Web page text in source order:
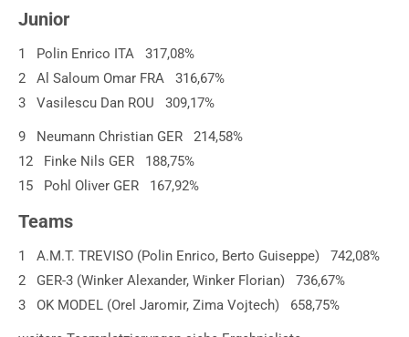
Junior
1 Polin Enrico ITA 317,08%
2 Al Saloum Omar FRA 316,67%
3 Vasilescu Dan ROU 309,17%
9 Neumann Christian GER 214,58%
12 Finke Nils GER 188,75%
15 Pohl Oliver GER 167,92%
Teams
1 A.M.T. TREVISO (Polin Enrico, Berto Guiseppe) 742,08%
2 GER-3 (Winker Alexander, Winker Florian) 736,67%
3 OK MODEL (Orel Jaromir, Zima Vojtech) 658,75%